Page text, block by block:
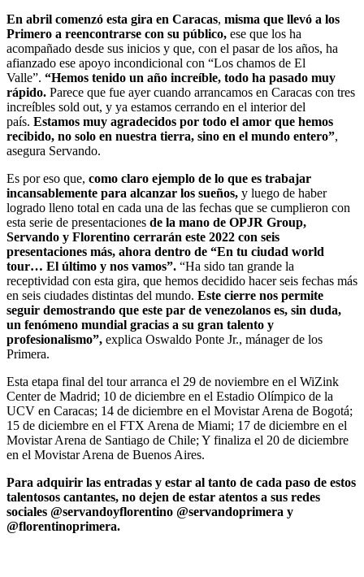
En abril comenzó esta gira en Caracas, misma que llevó a los
Primero a reencontrarse con su público, ese que los ha
acompañado desde sus inicios y que, con el pasar de los años, ha
afianzado ese apoyo incondicional con “Los chamos de El
Valle”. “Hemos tenido un año increíble, todo ha pasado muy
rápido. Parece que fue ayer cuando arrancamos en Caracas con tres
increíbles sold out, y ya estamos cerrando en el interior del
país. Estamos muy agradecidos por todo el amor que hemos
recibido, no solo en nuestra tierra, sino en el mundo entero”,
asegura Servando.
Es por eso que, como claro ejemplo de lo que es trabajar
incansablemente para alcanzar los sueños, y luego de haber
logrado lleno total en cada una de las fechas que se cumplieron con
esta serie de presentaciones de la mano de OPJR Group,
Servando y Florentino cerrarán este 2022 con seis
presentaciones más, ahora dentro de “En tu ciudad world
tour… El último y nos vamos”. “Ha sido tan grande la
receptividad con esta gira, que hemos decidido hacer seis fechas más
en seis ciudades distintas del mundo. Este cierre nos permite
seguir demostrando que este par de venezolanos es, sin duda,
un fenómeno mundial gracias a su gran talento y
profesionalismo”, explica Oswaldo Ponte Jr., mánager de los
Primera.
Esta etapa final del tour arranca el 29 de noviembre en el WiZink
Center de Madrid; 10 de diciembre en el Estadio Olímpico de la
UCV en Caracas; 14 de diciembre en el Movistar Arena de Bogotá;
15 de diciembre en el FTX Arena de Miami; 17 de diciembre en el
Movistar Arena de Santiago de Chile; Y finaliza el 20 de diciembre
en el Movistar Arena de Buenos Aires.
Para adquirir las entradas y estar al tanto de cada paso de estos
talentosos cantantes, no dejen de estar atentos a sus redes
sociales @servandoyflorentino @servandoprimera y
@florentinoprimera.